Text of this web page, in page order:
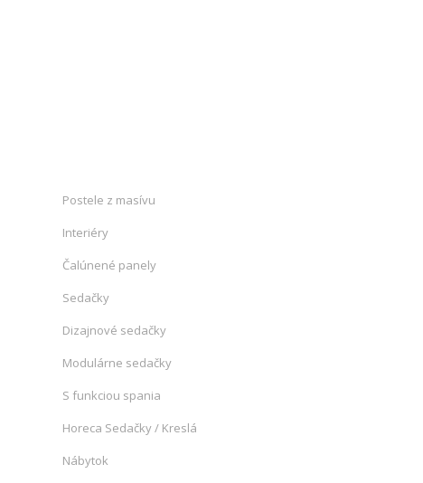
Postele z masívu
Interiéry
Čalúnené panely
Sedačky
Dizajnové sedačky
Modulárne sedačky
S funkciou spania
Horeca Sedačky / Kreslá
Nábytok